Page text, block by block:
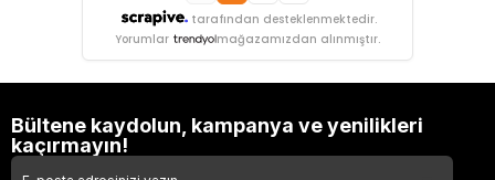
tarafından desteklenmektedir.
Yorumlar mağazamızdan alınmıştır.
Bültene kaydolun, kampanya ve yenilikleri
kaçırmayın!